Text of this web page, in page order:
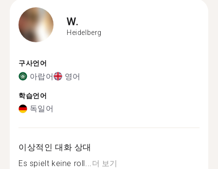
W.
Heidelberg
구사언어
아랍어 영어
학습언어
독일어
이상적인 대화 상대
Es spielt keine roll...더 보기